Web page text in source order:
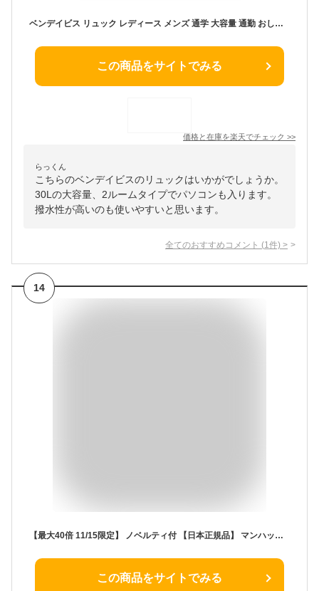
ベンデイビス リュック レディース メンズ 通学 大容量 通勤 おしゃれ かわいい 大人 女子 男子 中学生 大学生 高校生 はっ水 撥水 30L BENDAVIS ゴリラ 通学リュック スクールリュック 部活 2層式 2ルーム 女子高生 リュックサック デイパック 黒 ブラック A4 B4 BDW-8302
この商品をサイトでみる
価格と在庫を楽天でチェック >>
らっくん
こちらのベンデイビスのリュックはいかがでしょうか。
30Lの大容量、2ルームタイプでパソコンも入ります。
撥水性が高いのも使いやすいと思います。
全てのおすすめコメント (1 件) >
14
【最大40倍 11/15限定】 ノベルティ付 【日本正規品】 マンハッタンポーテージ リュック Manhattan Portage バックパック Intrepid Backpack JR イントレピッド デイパック メンズ レディース A4 通学 カジュアル MP1270JR
この商品をサイトでみる